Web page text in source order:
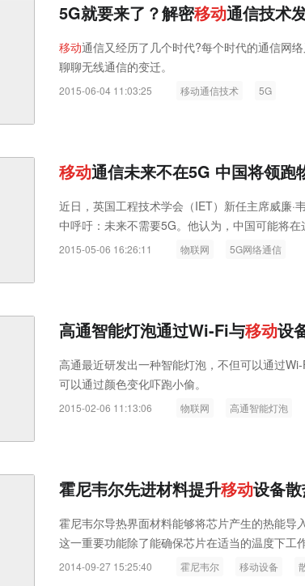
5G就要来了？解密移动通信技术
移动通信又经历了几个时代?每个时代的通信网
聊聊无线通信的变迁。
2015-06-04 11:03:25 移动通信技术 5G
移动通信未来不在5G 中国将领跑
近日，英国工程技术学会（IET）新任主席威廉·
中呼吁：未来不需要5G。他认为，中国可能将
示出由物联网打造的智能城市的案例。
2015-05-06 16:26:11 物联网 5G网络通信
高通智能灯泡通过Wi-Fi与移动设
高通最近研发出一种智能灯泡，不但可以通过
可以通过颜色变化吓跑小偷。
2015-02-06 11:13:06 物联网 高通智能灯泡
霍尼韦尔先进材料提升移动设备
霍尼韦尔导热界面材料能够将芯片产生的热能导
这一重要功能除了能确保芯片在适当的温度下工
尼韦尔独有的专利设计拥有持久的化学和物理稳
2014-09-27 15:25:40 霍尼韦尔 移动设备